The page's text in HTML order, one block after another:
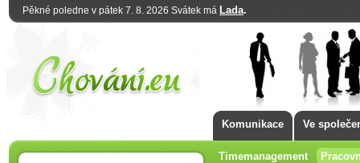
Pěkné poledne v pátek 7. 8. 2026 Svátek má Lada.
Komunikace Ve
Timemanagement